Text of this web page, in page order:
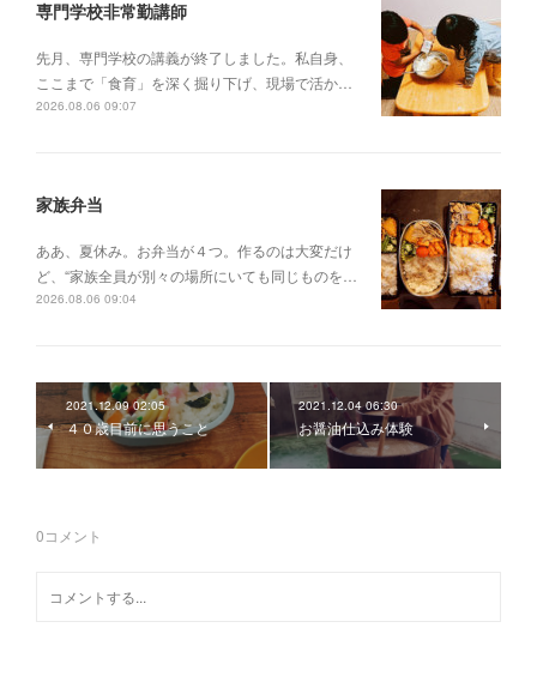
専門学校非常勤講師
先月、専門学校の講義が終了しました。私自身、
ここまで「食育」を深く掘り下げ、現場で活か…
2026.08.06 09:07
家族弁当
ああ、夏休み。お弁当が４つ。作るのは大変だけ
ど、“家族全員が別々の場所にいても同じものを…
2026.08.06 09:04
2021.12.09 02:05
４０歳目前に思うこと
2021.12.04 06:30
お醤油仕込み体験
0コメント